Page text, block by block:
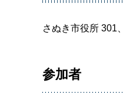
さぬき市役所 301
参加者